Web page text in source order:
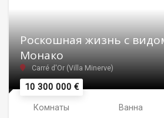
10 300 000 €
Роскошная жизнь с
Монако
Carré d'Or (Villa Minerve)
Комнаты Ванна